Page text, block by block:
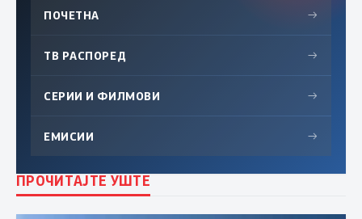
ПОЧЕТНА →
ТВ РАСПОРЕД →
СЕРИИ И ФИЛМОВИ →
ЕМИСИИ →
ПРОЧИТАЈТЕ УШТЕ